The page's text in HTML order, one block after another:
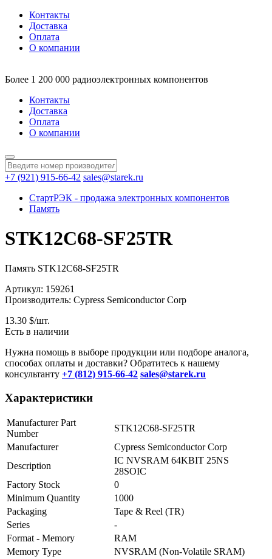
Контакты
Доставка
Оплата
О компании
Более 1 200 000 радиоэлектронных компонентов
Контакты
Доставка
Оплата
О компании
+7 (921) 915-66-42 sales@starek.ru
СтартРЭК - продажа электронных компонентов
Память
STK12C68-SF25TR
Память STK12C68-SF25TR
Артикул: 159261
Производитель: Cypress Semiconductor Corp
13.30 $/шт.
Есть в наличии
Нужна помощь в выборе продукции или подборе аналога,
способах оплаты и доставки? Обратитесь к нашему
консультанту +7 (812) 915-66-42 sales@starek.ru
Характеристики
Manufacturer Part
Number
STK12C68-SF25TR
Manufacturer
Cypress Semiconductor Corp
Description
IC NVSRAM 64KBIT 25NS
28SOIC
Factory Stock
0
Minimum Quantity
1000
Packaging
Tape & Reel (TR)
Series
-
Format - Memory
RAM
Memory Type
NVSRAM (Non-Volatile SRAM)